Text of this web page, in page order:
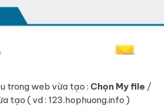
trong web vừa tạo : Chọn My file /
tạo ( vd : 123.hophuong.info )